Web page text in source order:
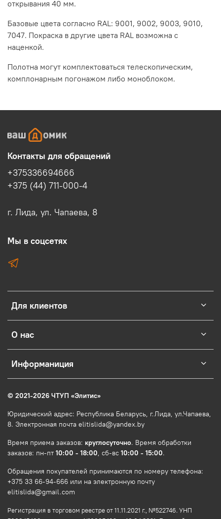
открывания 40 мм.
Базовые цвета согласно RAL: 9001, 9002, 9003, 9010,
7047. Покраска в другие цвета RAL возможна с
наценкой.
Полотна могут комплектоваться телескопическим,
комплонарным погонажом либо моноблоком.
Для клиентов
О нас
Информаниция
Контакты для обращений
+375336694666
+375 (44) 711-000-4
г. Лида, ул. Чапаева, 8
Мы в соцсетях
© 2021-2026 ЧТУП «Элитис»
Юридический адрес: Республика Беларусь, г.Лида, ул.Чапаева,
8. Электронная почта elitislida@yandex.by
Время приема заказов: круглосуточно. Время обработки
заказов: пн-пт 10:00 - 18:00, сб-вс 10:00 - 15:00.
Обращения покупателей принимаются по номеру телефона:
+375 33 66-94-666 или на электронную почту
elitislida@gmail.com
Регистрация в торговом реестре от 11.11.2021 г., №522746. УНП